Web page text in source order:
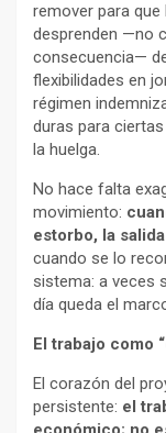
remover para que
desprenden —no
consecuencia—
flexibilidades en
régimen
duras para
la huelga.
No hace falta
movimiento:
estorbo, la
cuando se lo
sistema: a veces
día queda el
El trabajo como
El corazón del
persistente: el